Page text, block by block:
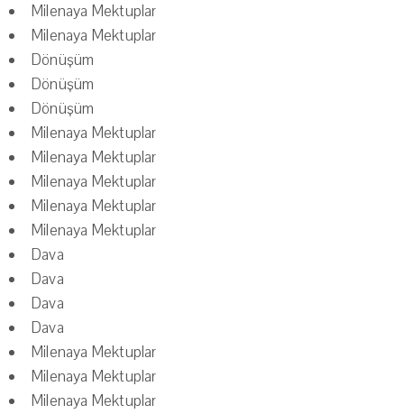
Milenaya Mektuplar
Milenaya Mektuplar
Dönüşüm
Dönüşüm
Dönüşüm
Milenaya Mektuplar
Milenaya Mektuplar
Milenaya Mektuplar
Milenaya Mektuplar
Milenaya Mektuplar
Dava
Dava
Dava
Dava
Milenaya Mektuplar
Milenaya Mektuplar
Milenaya Mektuplar